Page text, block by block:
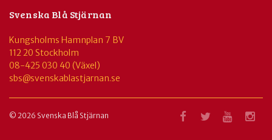
Svenska Blå Stjärnan
Kungsholms Hamnplan 7 BV
112 20 Stockholm
08-425 030 40 (Växel)
sbs@svenskablastjarnan.se
© 2026 Svenska Blå Stjärnan